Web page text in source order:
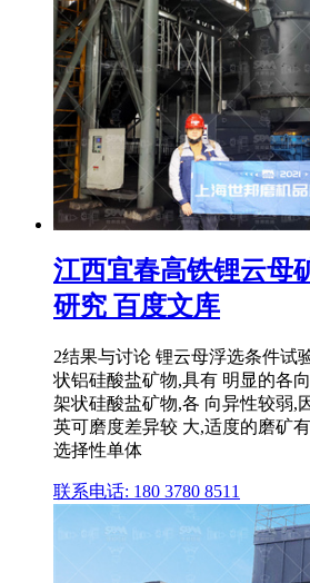
江西宜春高铁锂云母
研究 百度文库
2结果与讨论 锂云母浮选条件试
状铝硅酸盐矿物,具有 明显的各
架状硅酸盐矿物,各 向异性较弱,
英可磨度差异较 大,适度的磨矿
选择性单体
联系电话: 180 3780 8511